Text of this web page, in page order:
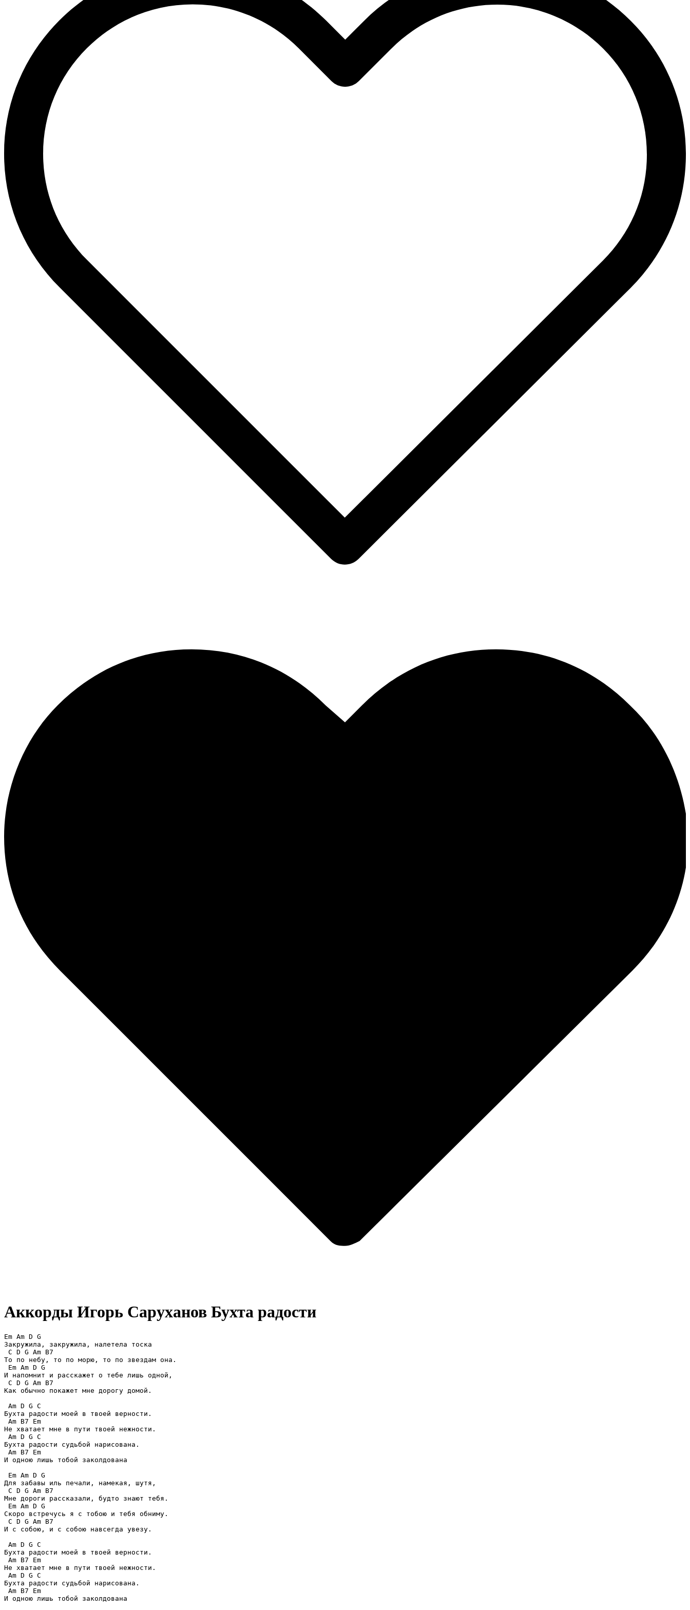
Аккорды Игорь Саруханов Бухта радости
Em Am D G
Закружила, закружила, налетела тоска
C D G Am B7
То по небу, то по морю, то по звездам она.
Em Am D G
И напомнит и расскажет о тебе лишь одной,
C D G Am B7
Как обычно покажет мне дорогу домой.
Am D G C
Бухта радости моей в твоей верности.
Am B7 Em
Не хватает мне в пути твоей нежности.
Am D G C
Бухта радости судьбой нарисована.
Am B7 Em
И одною лишь тобой заколдована
Em Am D G
Для забавы иль печали, намекая, шутя,
C D G Am B7
Мне дороги рассказали, будто знают тебя.
Em Am D G
Скоро встречусь я с тобою и тебя обниму.
C D G Am B7
И с собою, и с собою навсегда увезу.
Am D G C
Бухта радости моей в твоей верности.
Am B7 Em
Не хватает мне в пути твоей нежности.
Am D G C
Бухта радости судьбой нарисована.
Am B7 Em
И одною лишь тобой заколдована